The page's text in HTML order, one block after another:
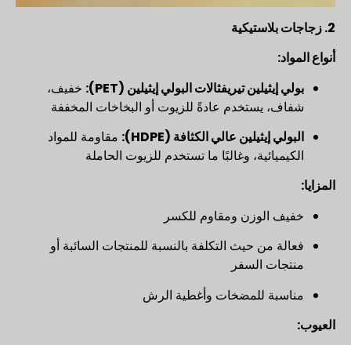
2. زجاجات بلاستيكية
أنواع المواد:
بولي إيثيلين تيريفثالات البولي إيثيلين (PET):
خفيف،
شفاف، يستخدم عادةً للزيوت أو البخاخات المخففة
البولي إيثيلين عالي الكثافة (HDPE):
مقاومة للمواد
الكيميائية، وغالبًا ما تستخدم للزيوت الحاملة
المزايا:
خفيف الوزن ومقاوم للكسر
فعالة من حيث التكلفة بالنسبة للمنتجات السائبة أو
منتجات السفر
مناسبة للمضخات وأغطية الرش
العيوب: